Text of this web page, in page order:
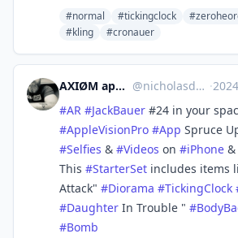
#normal #tickingclock
#kling
#cronauer
AXIØM apps/games @ Derk.io @nicholasderk@mastodon.social ·
#AR #JackBauer #24 in your
#AppleVisionPro #App Spruce
#Selfies & #Videos on #iPhone &
This #StarterSet includes items
Attack" #Diorama #TickingClock
#Daughter In Trouble " #
#Bomb